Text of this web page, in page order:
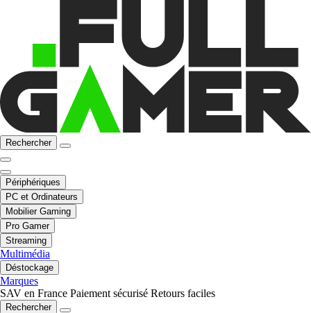
Rechercher
Périphériques
PC et Ordinateurs
Mobilier Gaming
Pro Gamer
Streaming
Multimédia
Déstockage
Marques
SAV en France Paiement sécurisé Retours faciles
Rechercher